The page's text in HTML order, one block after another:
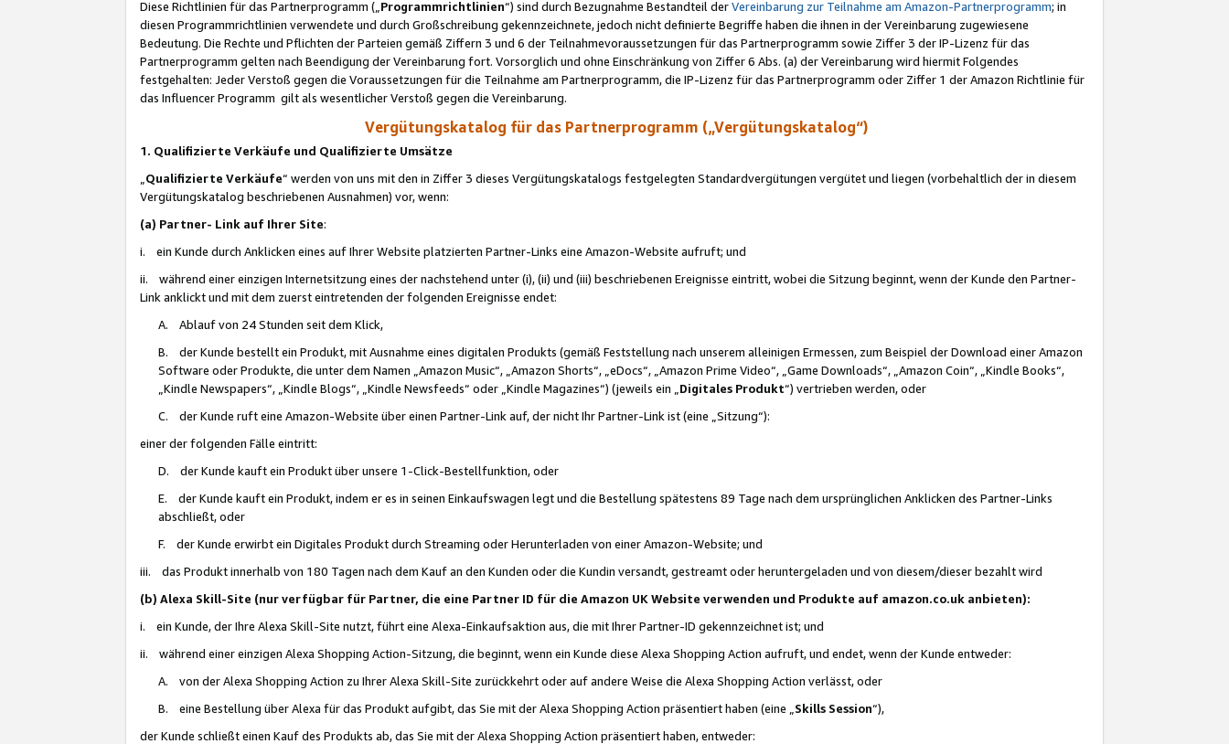
Diese Richtlinien für das Partnerprogramm („Programmrichtlinien“) sind durch Bezugnahme Bestandteil derVereinbarung zur Teilnahme am Amazon-Partnerprogramm; in
diesen Programmrichtlinien verwendete und durch Großschreibung gekennzeichnete, jedoch nicht definierte Begriffe haben die ihnen in der Vereinbarung zugewiesene
Bedeutung. Die Rechte und Pflichten der Parteien gemäß Ziffern 3 und 6 der Teilnahmevoraussetzungen für das Partnerprogramm sowie Ziffer 3 der IP-Lizenz für das
Partnerprogramm gelten nach Beendigung der Vereinbarung fort. Vorsorglich und ohne Einschränkung von Ziffer 6 Abs. (a) der Vereinbarung wird hiermit Folgendes
festgehalten: Jeder Verstoß gegen die Voraussetzungen für die Teilnahme am Partnerprogramm, die IP-Lizenz für das Partnerprogramm oder Ziffer 1 der Amazon Richtlinie für
das Influencer Programm gilt als wesentlicher Verstoß gegen die Vereinbarung.
Vergütungskatalog für das Partnerprogramm („Vergütungskatalog“)
1. Qualifizierte Verkäufe und Qualifizierte Umsätze
Qualifizierte Verkäufe“ werden von uns mit den in Ziffer 3 dieses Vergütungskatalogs festgelegten Standardvergütungen vergütet und liegen (vorbehaltlich der in diesem
Vergütungskatalog beschriebenen Ausnahmen) vor, wenn:
(a) Partner- Link auf Ihrer Site:
i. ein Kunde durch Anklicken eines auf Ihrer Website platzierten Partner-Links eine Amazon-Website aufruft; und
ii. während einer einzigen Internetsitzung eines der nachstehend unter (i), (ii) und (iii) beschriebenen Ereignisse eintritt, wobei die Sitzung beginnt, wenn der Kunde den Partner-
Link anklickt und mit dem zuerst eintretenden der folgenden Ereignisse endet:
A. Ablauf von 24 Stunden seit dem Klick,
B. der Kunde bestellt ein Produkt, mit Ausnahme eines digitalen Produkts (gemäß Feststellung nach unserem alleinigen Ermessen, zum Beispiel der Download einer Amazon
Software oder Produkte, die unter dem Namen „Amazon Music“, „Amazon Shorts“, „eDocs“, „Amazon Prime Video“, „Game Downloads“, „Amazon Coin“, „Kindle Books“,
„Kindle Newspapers“, „Kindle Blogs“, „Kindle Newsfeeds“ oder „Kindle Magazines“) (jeweils ein „ Digitales Produkt“) vertrieben werden, oder
C. der Kunde ruft eine Amazon-Website über einen Partner-Link auf, der nicht Ihr Partner-Link ist (eine „Sitzung“):
einer der folgenden Fälle eintritt:
D. der Kunde kauft ein Produkt über unsere 1-Click-Bestellfunktion, oder
E. der Kunde kauft ein Produkt, indem er es in seinen Einkaufswagen legt und die Bestellung spätestens 89 Tage nach dem ursprünglichen Anklicken des Partner-Links
abschließt, oder
F. der Kunde erwirbt ein Digitales Produkt durch Streaming oder Herunterladen von einer Amazon-Website; und
iii. das Produkt innerhalb von 180 Tagen nach dem Kauf an den Kunden oder die Kundin versandt, gestreamt oder heruntergeladen und von diesem/dieser bezahlt wird
(b) Alexa Skill-Site (nur verfügbar für Partner, die eine Partner ID für die Amazon UK Website verwenden und Produkte auf amazon.co.uk anbieten):
i. ein Kunde, der Ihre Alexa Skill-Site nutzt, führt eine Alexa-Einkaufsaktion aus, die mit Ihrer Partner-ID gekennzeichnet ist; und
ii. während einer einzigen Alexa Shopping Action-Sitzung, die beginnt, wenn ein Kunde diese Alexa Shopping Action aufruft, und endet, wenn der Kunde entweder:
A. von der Alexa Shopping Action zu Ihrer Alexa Skill-Site zurückkehrt oder auf andere Weise die Alexa Shopping Action verlässt, oder
B. eine Bestellung über Alexa für das Produkt aufgibt, das Sie mit der Alexa Shopping Action präsentiert haben (eine „ Skills Session“),
der Kunde schließt einen Kauf des Produkts ab, das Sie mit der Alexa Shopping Action präsentiert haben, entweder: